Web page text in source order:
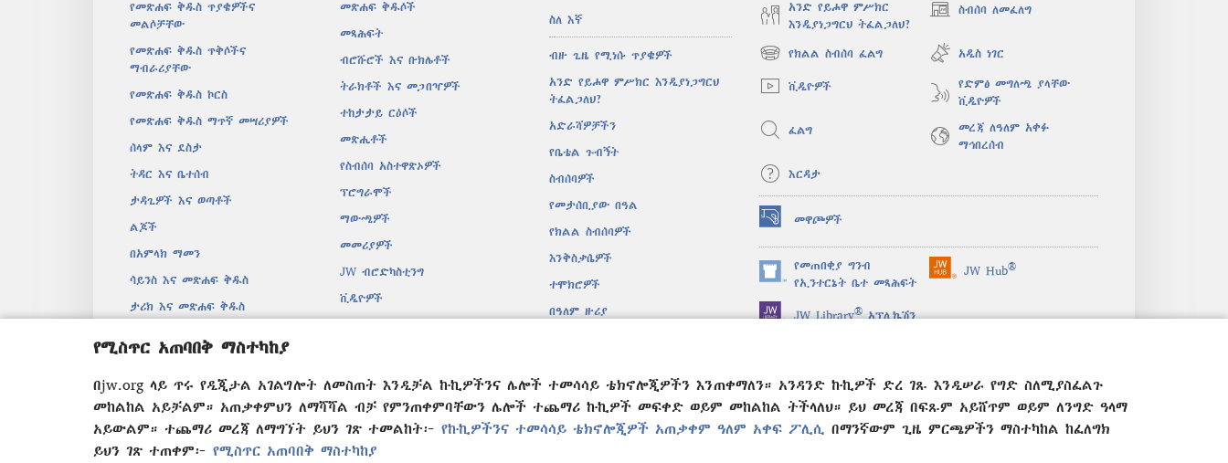
የሚስጥር አጠባበቅ ማስተካከያ
በjw.org ላይ ጥሩ የዲጂታል አገልግሎት ለመስጠት እንዲቻል ኩኪዎችንና ሌሎች ተመሳሳይ ቴክኖሎጂዎችን እንጠቀማለን። አንዳንድ ኩኪዎች ድረ ገጹ እንዲሠራ የግድ ስለሚያስፈልጉ
መከልከል አይቻልም። አጠቃቀምህን ለማሻሻል ብቻ የምንጠቀምባቸውን ሌሎች ተጨማሪ ኩኪዎች መፍቀድ ወይም መከልከል ትችላለህ። ይህ መረጃ በፍጹም አይሸጥም ወይም ለንግድ ዓላማ
አይውልም። ተጨማሪ መረጃ ለማግኘት ይህን ገጽ ተመልከት፦ የኩኪዎችንና ተመሳሳይ ቴክኖሎጂዎች አጠቃቀም ዓለም አቀፍ ፖሊሲ
በማንኛውም ጊዜ ምርጫዎችን ማስተካከል ከፈለግክ
ይህን ገጽ ተጠቀም፦ የሚስጥር አጠባበቅ ማስተካከያ
የመጽሐፍ ቅዱስ ጥያቄዎችና
መልሶቻቸው
የመጽሐፍ ቅዱስ ጥቅሶችና
ማብራሪያቸው
የመጽሐፍ ቅዱስ ኮርስ
የመጽሐፍ ቅዱስ ማጥኛ መሣሪያዎች
ሰላም እና ደስታ
ትዳር እና ቤተሰብ
ታዳጊዎች እና ወጣቶች
ልጆች
በአምላክ ማመን
ሳይንስ እና መጽሐፍ ቅዱስ
ታሪክ እና መጽሐፍ ቅዱስ
መጽሐፍ ቅዱሶች
መጻሕፍት
ብሮሹሮች እና ቡክሌቶች
ትራክቶች እና መጋበዣዎች
ተከታታይ ርዕሶች
መጽሔቶች
የስብሰባ አስተዋጽኦዎች
ፕሮግራሞች
ማውጫዎች
መመሪያዎች
JW ብሮድካስቲንግ
ቪዲዮዎች
ድራማዊ የመጽሐፍ ቅዱስ ንባብ
ስለ እኛ
ብዙ ጊዜ የሚነሱ ጥያቄዎች
አንድ የይሖዋ ምሥክር እንዲያነጋግርህ
ትፈልጋለህ?
አድራሻዎቻችን
የቤቴል ጉብኝት
ስብሰባዎች
የመታሰቢያው በዓል
የክልል ስብሰባዎች
እንቅስቃሴዎች
ተሞክሮዎች
በዓለም ዙሪያ
አንድ የይሖዋ ምሥክር
እንዲያነጋግርህ ትፈልጋለህ?
ስብሰባ ለመፈለግ
(አዲስ
ክፈት)
የክልል ስብሰባ ፈልግ
(አዲስ
ዊንዶው
ክፈት)
አዲስ ነገር
ቪዲዮዎች
የድምፅ መግለጫ ያላቸው
ቪዲዮዎች
ፈልግ
መረጃ ለዓለም አቀፉ
ማኅበረሰብ
እርዳታ
መዋጮዎች
(አዲስ
ዊንዶው
ክፈት)
የመጠበቂያ ግንብ
የኢንተርኔት ቤተ መጻሕፍት
(አዲስ
ዊንዶው
ክፈት)
JW Hub®
(አዲስ
JW Library®አፕሊኬሽን